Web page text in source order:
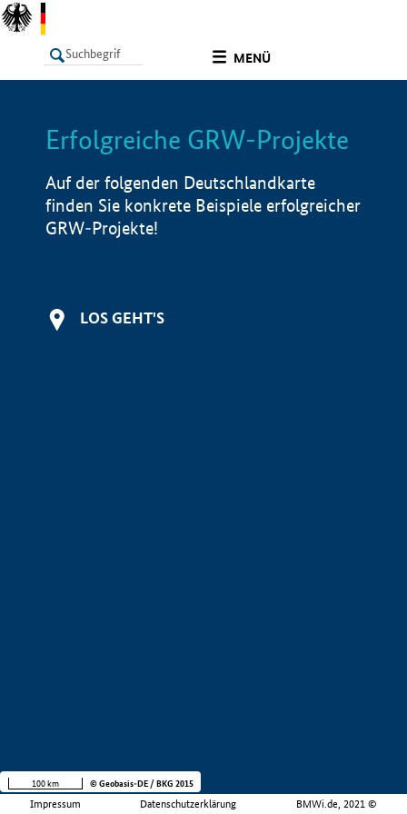
MENÜ
LISTE Info
Erfolgreiche GRW-Projekte
Auf der folgenden Deutschlandkarte
finden Sie konkrete Beispiele erfolgreicher
GRW-Projekte!
LOS GEHT'S
Impressum Datenschutzerklärung BMWi.de, 2021 ©
100 km © Geobasis-DE / BKG 2015